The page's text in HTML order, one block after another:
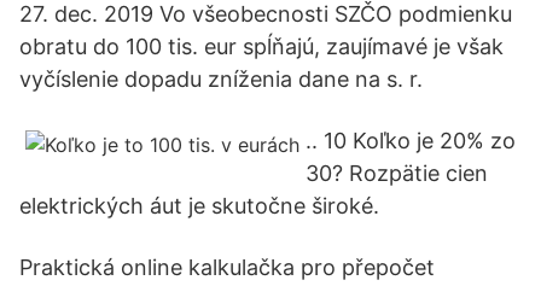
27. dec. 2019 Vo všeobecnosti SZČO podmienku
obratu do 100 tis. eur spĺňajú, zaujímavé je však
vyčíslenie dopadu zníženia dane na s. r.
.. 10 Koľko je 20% zo
30? Rozpätie cien
elektrických áut je skutočne široké.
Praktická online kalkulačka pro přepočet